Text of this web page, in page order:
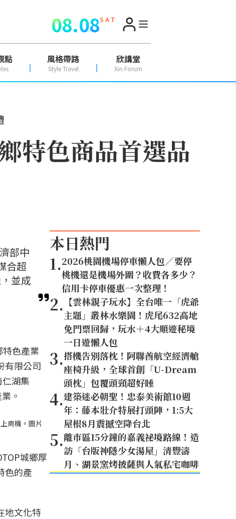
08.08S A T
點 風格帶路
Style Travel
欣講堂
Xin Forum
特色商品首選品
部中
合超
並成
特色產業
有限公司
湖集
。
商機。圖片
城鄉厚
色的產
地文化特
本日熱門
1.2026桃園機場停車懶人包／要停
桃機還是機場外圍？收費各多少？
信用卡停車優惠一次整理！
2. 【雲林親子玩水】全台唯一「虎爺
主題」叢林水樂園！虎尾632高地
免門票回歸，玩水＋4大順遊秘境
一日遊懶人包
3.搭機告別落枕！阿聯酋航空經濟艙
座椅升級，全球首創「U-Dream
頭枕」包覆頭頸超好睡
4.建築迷必朝聖！忠泰美術館10週
年：藤本壯介特展打頭陣，1:5大
屋根8月震撼空降台北
5.離市區15分鐘的嘉義祕境路線！造
訪「台版神隱少女湯屋」清豐濤
月、湖景窯烤披薩與人氣私宅咖啡